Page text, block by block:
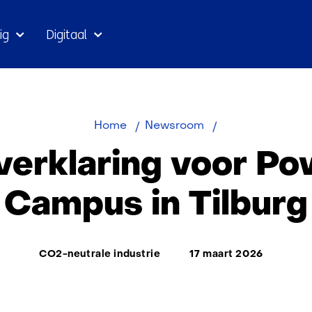
Digitaal
Home Newsroom
Power‑to‑X
in
voor
Campus in Tilburg
Thema:
CO2-neutrale industrie 17 maart 2026